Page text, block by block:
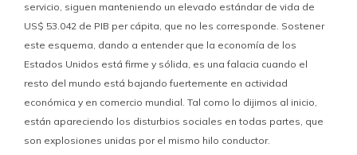
servicio, siguen manteniendo un elevado estándar de vida de
US$ 53.042 de PIB per cápita, que no les corresponde. Sostener
este esquema, dando a entender que la economía de los
Estados Unidos está firme y sólida, es una falacia cuando el
resto del mundo está bajando fuertemente en actividad
económica y en comercio mundial. Tal como lo dijimos al inicio,
están apareciendo los disturbios sociales en todas partes, que
son explosiones unidas por el mismo hilo conductor.